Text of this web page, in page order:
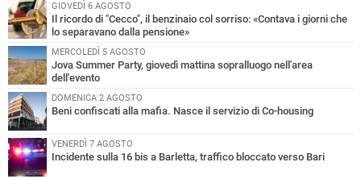
GIOVEDÌ 6 AGOSTO
Il ricordo di "Cecco", il benzinaio col sorriso: «Contava i giorni che
lo separavano dalla pensione»
MERCOLEDÌ 5 AGOSTO
Jova Summer Party, giovedì mattina sopralluogo nell'area
dell'evento
DOMENICA 2 AGOSTO
Beni confiscati alla mafia. Nasce il servizio di Co-housing
VENERDÌ 7 AGOSTO
Incidente sulla 16 bis a Barletta, traffico bloccato verso Bari